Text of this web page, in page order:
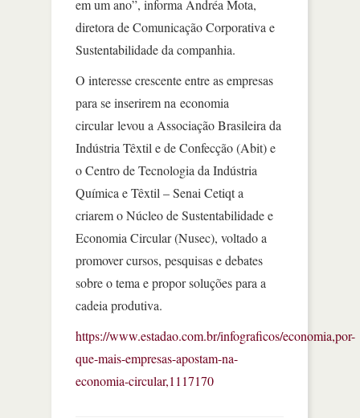
em um ano”, informa Andréa Mota,
diretora de Comunicação Corporativa e
Sustentabilidade da companhia.
O interesse crescente entre as empresas
para se inserirem na economia
circular levou a Associação Brasileira da
Indústria Têxtil e de Confecção (Abit) e
o Centro de Tecnologia da Indústria
Química e Têxtil – Senai Cetiqt a
criarem o Núcleo de Sustentabilidade e
Economia Circular (Nusec), voltado a
promover cursos, pesquisas e debates
sobre o tema e propor soluções para a
cadeia produtiva.
https://www.estadao.com.br/infograficos/economia,por-
que-mais-empresas-apostam-na-
economia-circular,1117170